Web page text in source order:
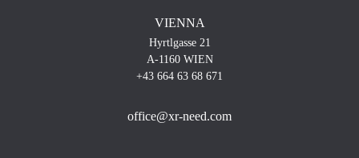
VIENNA
Hyrtlgasse 21
A-1160 WIEN
+43 664 63 68 671
office@xr-need.com